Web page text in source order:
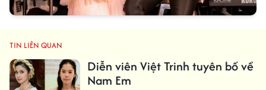
TIN LIÊN QUAN
Diễn viên Việt Trinh tuyên bố về
Nam Em